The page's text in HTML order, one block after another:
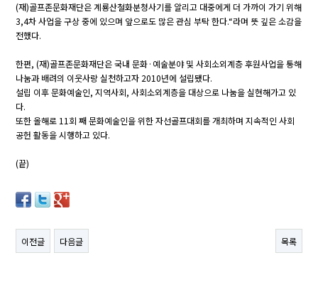
(재)골프존문화재단은 계룡산철화분청사기를 알리고 대중에게 더 가까이 가기 위해
3,4차 사업을 구상 중에 있으며 앞으로도 많은 관심 부탁 한다.“라며 뜻 깊은 소감을
전했다.
한편, (재)골프존문화재단은 국내 문화·예술분야 및 사회소외계층 후원사업을 통해
나눔과 배려의 이웃사랑 실천하고자 2010년에 설립됐다.
설립 이후 문화예술인, 지역사회, 사회소외계층을 대상으로 나눔을 실현해가고 있
다.
또한 올해로 11회 째 문화예술인을 위한 자선골프대회를 개최하며 지속적인 사회
공헌 활동을 시행하고 있다.
(끝)
이전글 다음글 목록